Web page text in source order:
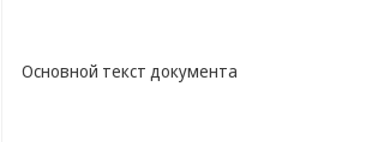
Основной текст документа